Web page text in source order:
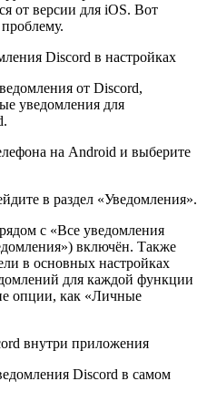
от версии для iOS. Вот
Discord в настройках
от Discord,
уведомления для
на Android и выберите
в раздел «Уведомления».
с «Все уведомления
включён. Также
в основных настройках
для каждой функции
опции, как «Личные
внутри приложения
Discord в самом